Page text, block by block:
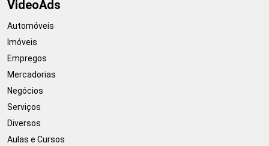
VideoAds
Automóveis
Imóveis
Empregos
Mercadorias
Negócios
Serviços
Diversos
Aulas e Cursos